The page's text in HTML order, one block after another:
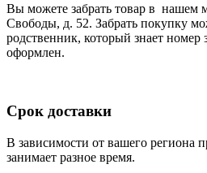
Вы можете забрать товар в нашем
Свободы, д. 52. Забрать покупку
родственник, который знает номер
оформлен.
Срок доставки
В зависимости от вашего региона
занимает разное время.